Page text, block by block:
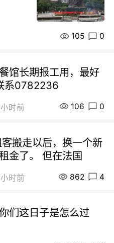
105 0
馆长期报工用，最好
系0782236
时前 106 0
搬走以后，换一个新
金了。 但在法国
时前 862 4
们这日子是怎么过